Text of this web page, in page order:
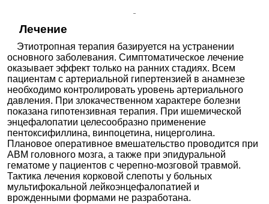
Лечение
Этиотропная терапия базируется на устранении
основного заболевания. Симптоматическое лечение
оказывает эффект только на ранних стадиях. Всем
пациентам с артериальной гипертензией в анамнезе
необходимо контролировать уровень артериального
давления. При злокачественном характере болезни
показана гипотензивная терапия. При ишемической
энцефалопатии целесообразно применение
пентоксифиллина, винпоцетина, ницерголина.
Плановое оперативное вмешательство проводится при
АВМ головного мозга, а также при эпидуральной
гематоме у пациентов с черепно-мозговой травмой.
Тактика лечения корковой слепоты у больных
мультифокальной лейкоэнцефалопатией и
врожденными формами не разработана.